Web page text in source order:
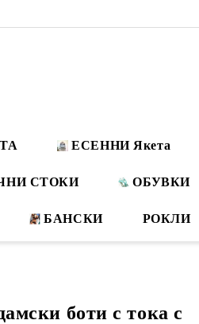
ЕСЕННИ Якета
СТОКИ ОБУВКИ
БАНСКИ РОКЛИ
боти с тока с